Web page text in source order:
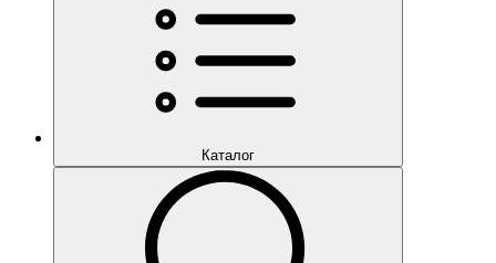
Каталог